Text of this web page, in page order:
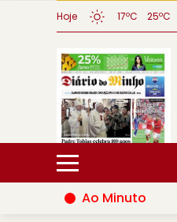
Hoje 17ºC 25ºC
Ao Minuto
do mundo da moda